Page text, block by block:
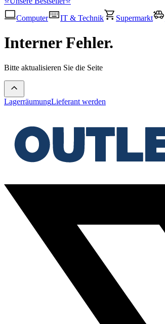
Computer
IT & Technik Supermarkt
Interner Fehler.
Bitte aktualisieren Sie die Seite
LagerräumungLieferant werden